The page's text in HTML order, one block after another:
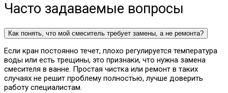
Часто задаваемые вопросы
Как понять, что мой смеситель требует замены, а не ремонта?
Если кран постоянно течет, плохо регулируется температура
воды или есть трещины, это признаки, что нужна замена
смесителя в ванне. Простая чистка или ремонт в таких
случаях не решит проблему полностью, лучше доверить
работу специалистам.